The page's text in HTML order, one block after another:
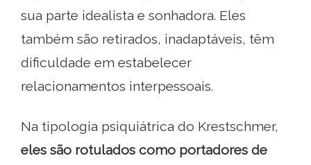
sua parte idealista e sonhadora. Eles
também são retirados, inadaptáveis, têm
dificuldade em estabelecer
relacionamentos interpessoais.
Na tipologia psiquiátrica do Krestschmer,
eles são rotulados como portadores de